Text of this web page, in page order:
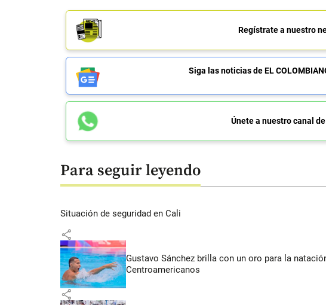
Regístrate a nuestro
Siga las noticias de EL
Únete a nuestro canal
Para seguir leyendo
Situación de seguridad en Cali
share
Gustavo Sánchez brilla con un oro para la
Centroamericanos
share